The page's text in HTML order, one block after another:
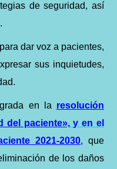
de seguridad, así
dar voz a pacientes,
sus inquietudes,
en la resolución
del paciente»,y en el
2021-2030, que
de los daños